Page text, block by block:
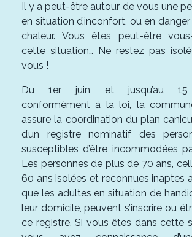
Il y a peut-être autour de vous une
en situation d’inconfort, ou en
chaleur. Vous êtes peut-être
cette situation… Ne restez pas
vous !
Du 1er juin et jusqu’au 15
conformément à la loi, la
assure la coordination du plan
d’un registre nominatif des
susceptibles d’être incommodées
Les personnes de plus de 70 ans,
60 ans isolées et reconnues inaptes
que les adultes en situation de
leur domicile, peuvent s’inscrire ou
ce registre. Si vous êtes dans cette